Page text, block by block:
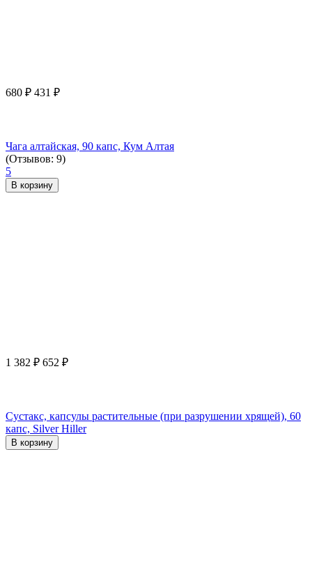
680 ₽ 431 ₽
Чага алтайская, 90 капс, Кум Алтая
(Отзывов: 9)
5
В корзину
1 382 ₽ 652 ₽
Сустакс, капсулы растительные (при разрушении хрящей), 60
капс, Silver Hiller
В корзину